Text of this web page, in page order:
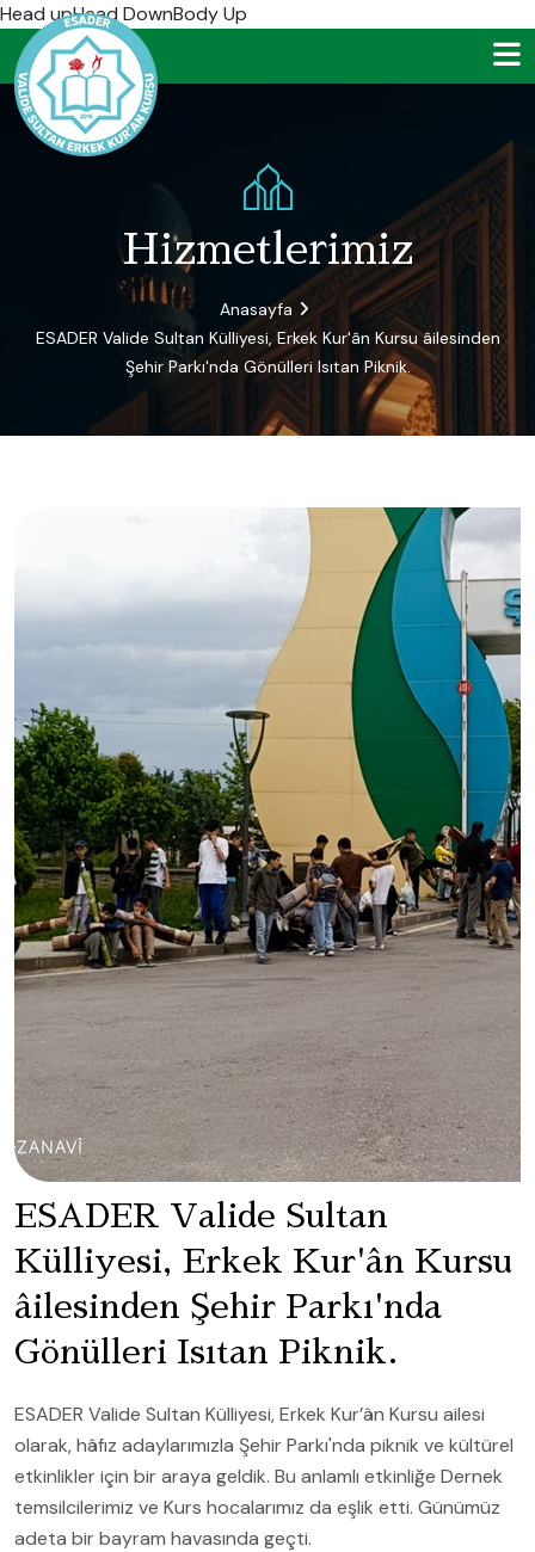
Head upHead DownBody Up
Hizmetlerimiz
Anasayfa
ESADER Valide Sultan Külliyesi, Erkek Kur'ân Kursu âilesinden
Şehir Parkı'nda Gönülleri Isıtan Piknik.
ESADER Valide Sultan
Külliyesi, Erkek Kur'ân Kursu
âilesinden Şehir Parkı'nda
Gönülleri Isıtan Piknik.
ESADER Valide Sultan Külliyesi, Erkek Kur’ân Kursu ailesi
olarak, hâfız adaylarımızla Şehir Parkı'nda piknik ve kültürel
etkinlikler için bir araya geldik. Bu anlamlı etkinliğe Dernek
temsilcilerimiz ve Kurs hocalarımız da eşlik etti. Günümüz
adeta bir bayram havasında geçti.